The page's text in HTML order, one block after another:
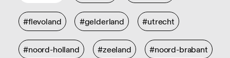
#flevoland #gelderland #utrecht
#noord-holland #zeeland #noord-brabant